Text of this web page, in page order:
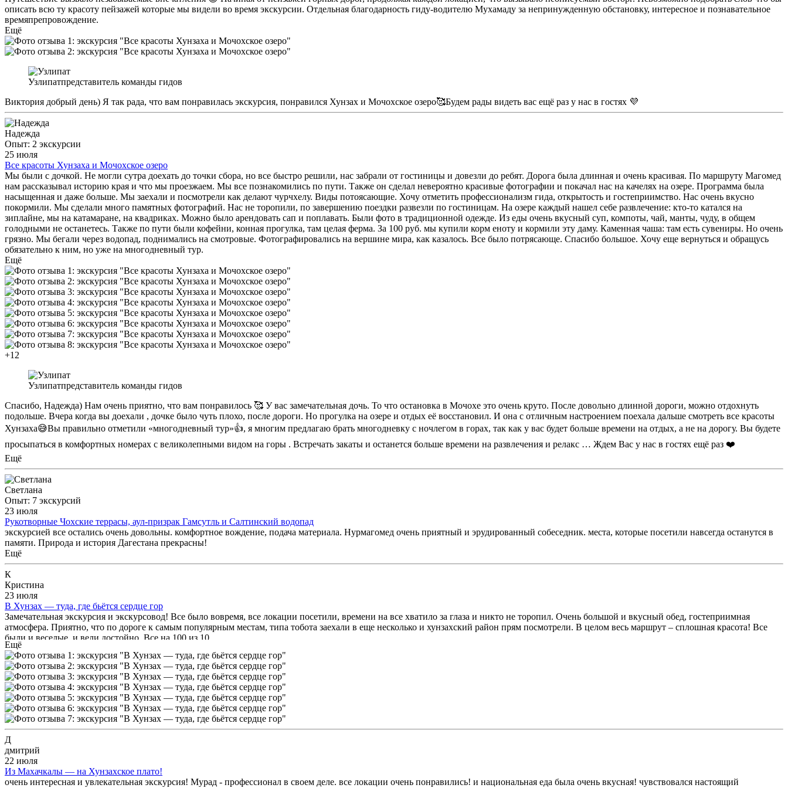
описать всю ту красоту пейзажей которые мы видели во время экскурсии. Отдельная благодарность гиду-водителю Мухамаду за непринужденную обстановку, интересное и познавательное
времяпрепровождение.
Ещё
Узлипатпредставитель команды гидов
Виктория добрый день) Я так рада, что вам понравилась экскурсия, понравился Хунзах и Мочохское озеро🥰Будем рады видеть вас ещё раз у нас в гостях 💜
Надежда
Опыт: 2 экскурсии
25 июля
Все красоты Хунзаха и Мочохское озеро
Мы были с дочкой. Не могли сутра доехать до точки сбора, но все быстро решили, нас забрали от гостиницы и довезли до ребят. Дорога была длинная и очень красивая. По маршруту Магомед
нам рассказывал историю края и что мы проезжаем. Мы все познакомились по пути. Также он сделал невероятно красивые фотографии и покачал нас на качелях на озере. Программа была
насыщенная и даже больше. Мы заехали и посмотрели как делают чурчхелу. Виды потоясающие. Хочу отметить профессионализм гида, открытость и гостеприимство. Нас очень вкусно
покормили. Мы сделали много памятных фотографий. Нас не торопили, по завершению поездки развезли по гостиницам. На озере каждый нашел себе развлечение: кто-то катался на
зиплайне, мы на катамаране, на квадриках. Можно было арендовать сап и поплавать. Были фото в традиционной одежде. Из еды очень вкусный суп, компоты, чай, манты, чуду, в общем
голодными не останетесь. Также по пути были кофейни, конная прогулка, там целая ферма. За 100 руб. мы купили корм еноту и кормили эту даму. Каменная чаша: там есть сувениры. Но очень
грязно. Мы бегали через водопад, поднимались на смотровые. Фотографировались на вершине мира, как казалось. Все было потрясающе. Спасибо большое. Хочу еще вернуться и обращусь
обязательно к ним, но уже на многодневный тур.
Ещё
+12
Узлипатпредставитель команды гидов
Спасибо, Надежда) Нам очень приятно, что вам понравилось 🥰 У вас замечательная дочь. То что остановка в Мочохе это очень круто. После довольно длинной дороги, можно отдохнуть
подольше. Вчера когда вы доехали , дочке было чуть плохо, после дороги. Но прогулка на озере и отдых её восстановил. И она с отличным настроением поехала дальше смотреть все красоты
Хунзаха😅Вы правильно отметили «многодневный тур»👍, я многим предлагаю брать многодневку с ночлегом в горах, так как у вас будет больше времени на отдых, а не на дорогу. Вы будете
просыпаться в комфортных номерах с великолепными видом на горы . Встречать закаты и останется больше времени на развлечения и релакс … Ждем Вас у нас в гостях ещё раз ❤️
Ещё
Светлана
Опыт: 7 экскурсий
23 июля
Рукотворные Чохские террасы, аул-призрак Гамсутль и Салтинский водопад
экскурсией все остались очень довольны. комфортное вождение, подача материала. Нурмагомед очень приятный и эрудированный собеседник. места, которые посетили навсегда останутся в
памяти. Природа и история Дагестана прекрасны!
Ещё
К
Кристина
23 июля
В Хунзах — туда, где бьётся сердце гор
Замечательная экскурсия и экскурсовод! Все было вовремя, все локации посетили, времени на все хватило за глаза и никто не торопил. Очень большой и вкусный обед, гостеприимная
атмосфера. Приятно, что по дороге к самым популярным местам, типа тобота заехали в еще несколько и хунзахский район прям посмотрели. В целом весь маршрут – сплошная красота! Все
были и веселые, и вели достойно. Все на 100 из 10
Ещё
Д
дмитрий
22 июля
Из Махачкалы — на Хунзахское плато!
очень интересная и увлекательная экскурсия! Мурад - профессионал в своем деле. все локации очень понравились! и национальная еда была очень вкусная! чувствовался настоящий